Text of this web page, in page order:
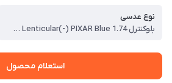
نوع عدسی
بلوکنترل Novax Lenticular(-) PIXAR Blue 1.74
استعلام محصول